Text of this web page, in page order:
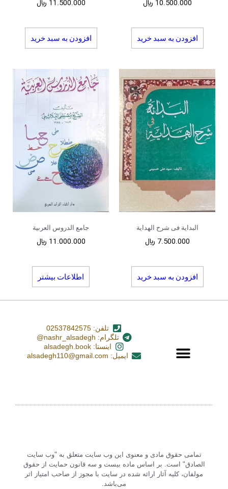
10.500.000 ﷼
افزودن به سبد خرید
11.500.000 ﷼
افزودن به سبد خرید
البدایة فی شرح الهدایة
7.500.000 ﷼
افزودن به سبد خرید
جامع الدروس العربیة
11.000.000 ﷼
اطلاعات بیشتر
تلفن: 02537842575
تلگرام: nashr_alsadegh@
اینستا: alsadegh.book
ایمیل: alsadegh110@gmail.com
تمامی حقوق مادی و معنوی این وب سایت متعلق به "وب سایت
الصادق" است. بر اساس ماده بیست و سه قانون حمایت از حقوق
مولفان، کلیه آثار ارائه شده در سایت با مجوز از صاحب امتیاز اثر
می‌باشد.‏